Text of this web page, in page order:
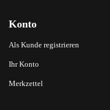
Konto
Als Kunde registrieren
Ihr Konto
Merkzettel